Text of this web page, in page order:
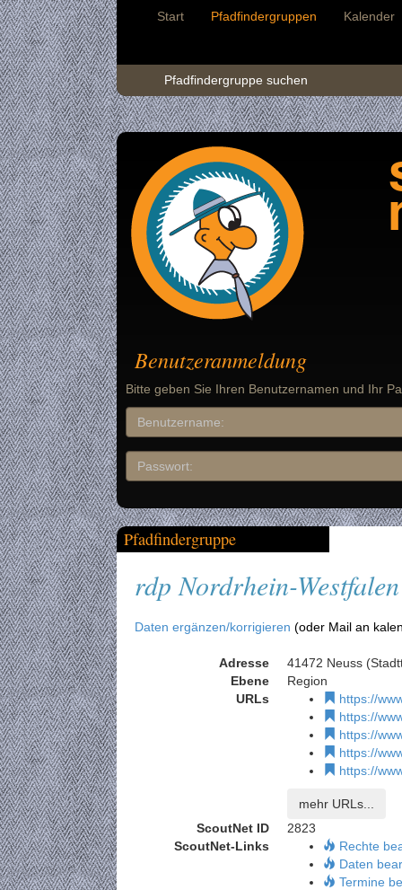
Start Pfadfindergruppen Kalender
Pfadfindergruppe suchen
Benutzeranmeldung
Bitte geben Sie Ihren Benutzernamen und Ihr
Pfadfindergruppe
rdp Nordrhein-Westfalen
Daten ergänzen/korrigieren (oder Mail an
Adresse
41472 Neuss
Ebene
Region
URLs
https://
https://
https://
https://
https://
mehr URLs...
ScoutNet ID
2823
ScoutNet-Links
Rechte
Daten
Termine